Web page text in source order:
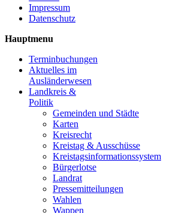
Impressum
Datenschutz
Hauptmenu
Terminbuchungen
Aktuelles im
Ausländerwesen
Landkreis &
Politik
Gemeinden und Städte
Karten
Kreisrecht
Kreistag & Ausschüsse
Kreistagsinformationssystem
Bürgerlotse
Landrat
Pressemitteilungen
Wahlen
Wappen